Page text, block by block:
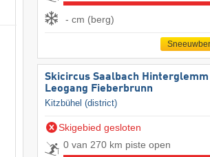
- cm (berg)
Skicircus Saalbach Hinterglemm
Leogang Fieberbrunn
Kitzbühel (district)
Skigebied gesloten
0 van 270 km piste open